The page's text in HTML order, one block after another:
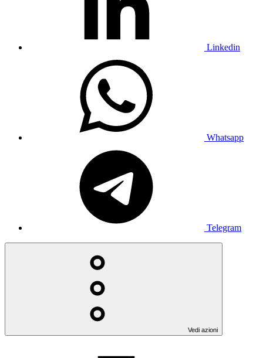
Linkedin
Whatsapp
Telegram
Vedi azioni